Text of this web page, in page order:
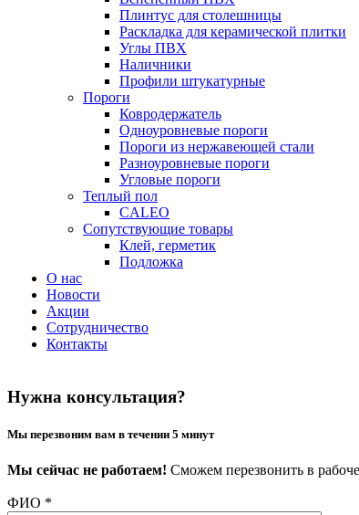
Плинтус для столешницы
Раскладка для керамической плитки
Углы ПВХ
Наличники
Профили штукатурные
Пороги
Ковродержатель
Одноуровневые пороги
Пороги из нержавеющей стали
Разноуровневые пороги
Угловые пороги
Теплый пол
CALEO
Сопутствующие товары
Клей, герметик
Подложка
О нас
Новости
Акции
Сотрудничество
Контакты
Нужна консультация?
Мы перезвоним вам в течении 5 минут
Мы сейчас не работаем! Сможем перезвонить в
ФИО *